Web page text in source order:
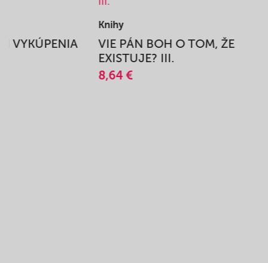
VYKÚPENIA
Knihy
VIE PÁN BOH O TOM, ŽE
EXISTUJE? III.
8,64 €